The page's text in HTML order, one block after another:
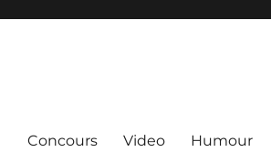
Concours Video Humour